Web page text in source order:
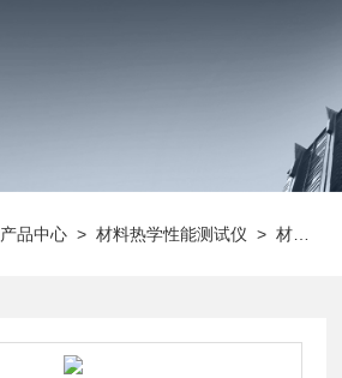
产品中心 >材料热学性能测试仪 >材料高低温热膨胀测量系统